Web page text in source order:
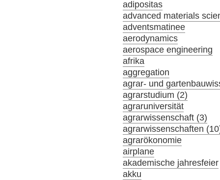
adipositas
advanced materials
adventsmatinee
aerodynamics
aerospace engineering
afrika
aggregation
agrar- und
agrarstudium (2)
agraruniversität
agrarwissenschaft (3)
agrarwissenschaften
agrarökonomie
airplane
akademische jahresfeier
akku